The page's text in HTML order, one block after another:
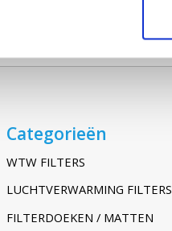
Categorieën
WTW FILTERS
LUCHTVERWARMING FILTERS
FILTERDOEKEN / MATTEN